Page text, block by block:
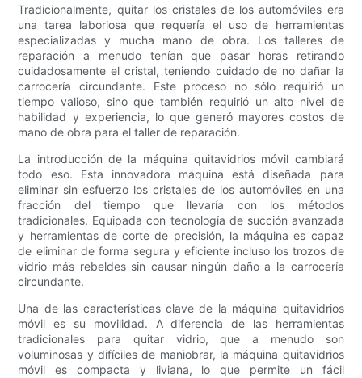
Tradicionalmente, quitar los cristales de los automóviles era
una tarea laboriosa que requería el uso de herramientas
especializadas y mucha mano de obra. Los talleres de
reparación a menudo tenían que pasar horas retirando
cuidadosamente el cristal, teniendo cuidado de no dañar la
carrocería circundante. Este proceso no sólo requirió un
tiempo valioso, sino que también requirió un alto nivel de
habilidad y experiencia, lo que generó mayores costos de
mano de obra para el taller de reparación.
La introducción de la máquina quitavidrios móvil cambiará
todo eso. Esta innovadora máquina está diseñada para
eliminar sin esfuerzo los cristales de los automóviles en una
fracción del tiempo que llevaría con los métodos
tradicionales. Equipada con tecnología de succión avanzada
y herramientas de corte de precisión, la máquina es capaz
de eliminar de forma segura y eficiente incluso los trozos de
vidrio más rebeldes sin causar ningún daño a la carrocería
circundante.
Una de las características clave de la máquina quitavidrios
móvil es su movilidad. A diferencia de las herramientas
tradicionales para quitar vidrio, que a menudo son
voluminosas y difíciles de maniobrar, la máquina quitavidrios
móvil es compacta y liviana, lo que permite un fácil